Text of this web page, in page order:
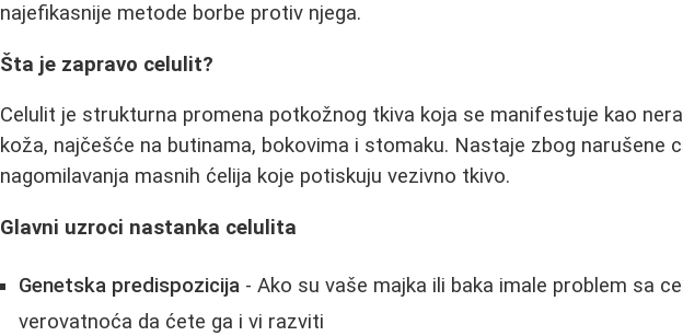
najefikasnije metode borbe protiv njega.
Šta je zapravo celulit?
Celulit je strukturna promena potkožnog tkiva koja se manifestuje kao
koža, najčešće na butinama, bokovima i stomaku. Nastaje zbog narušene
nagomilavanja masnih ćelija koje potiskuju vezivno tkivo.
Glavni uzroci nastanka celulita
Genetska predispozicija - Ako su vaše majka ili baka imale problem sa
verovatnoća da ćete ga i vi razviti